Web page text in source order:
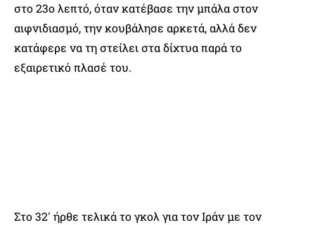
στο 23ο λεπτό, όταν κατέβασε την μπάλα στον
αιφνιδιασμό, την κουβάλησε αρκετά, αλλά δεν
κατάφερε να τη στείλει στα δίχτυα παρά το
εξαιρετικό πλασέ του.
Στο 32′ ήρθε τελικά το γκολ για τον Ιράν με τον